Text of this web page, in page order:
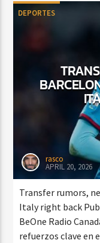
DEPORTES
rasco
APRIL 20, 2026
Transfer rumors,
Italy right back
BeOne Radio
refuerzos clave en